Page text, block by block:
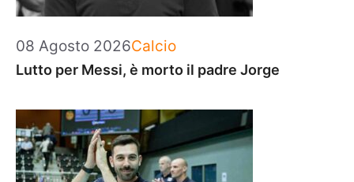
08 Agosto 2026Categorie
Calcio
Lutto per Messi, è morto il padre Jorge